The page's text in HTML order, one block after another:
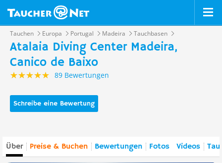
Tauchen Europa Portugal Madeira Tauchbasen
Atalaia Diving Center Madeira,
Canico de Baixo
89 Bewertungen
Schreibe eine Bewertung
Über Preise & Buchen Bewertungen Fotos Videos